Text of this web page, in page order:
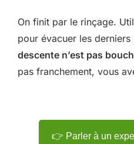
On finit par le rinçage.
pour évacuer les derniers
descente n’est pas
pas franchement, vous
👉 Parler à un